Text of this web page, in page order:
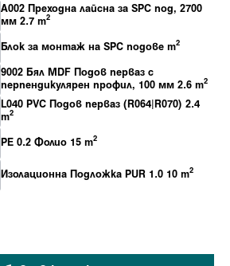
A002 Преходна лайсна за SPC под, 2700
мм 2.7 m2
Блок за монтаж на SPC подове m2
9002 Бял MDF Пoдов перваз с
перпендикулярен профил, 100 мм 2.6 m2
L040 PVC Подов перваз (R064|R070) 2.4
m2
PE 0.2 Фолио 15 m2
Изолационна Подложка PUR 1.0 10 m2